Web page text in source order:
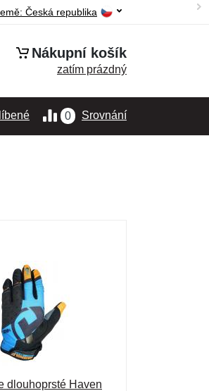
Česká republika
Nákupní košík
zatím prázdný
0 Srovnání
dlouhoprsté Haven